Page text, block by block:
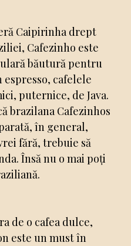
Caipirinha drept
Cafezinho este
băutură pentru
cafelele
puternice, de Java.
brazilana Cafezinhos
în general,
fără, trebuie să
Însă nu o mai poți
de o cafea dulce,
este un must în